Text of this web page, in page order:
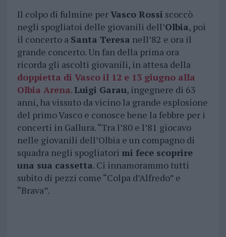
Il colpo di fulmine perVasco Rossi scoccò
negli spogliatoi delle giovanili dell’Olbia, poi
il concerto a Santa Teresa nell’82 e ora il
grande concerto. Un fan della prima ora
ricorda gli ascolti giovanili, in attesa della
doppietta di Vasco il 12 e 13 giugno alla
Olbia Arena.Luigi Garau, ingegnere di 63
anni, ha vissuto da vicino la grande esplosione
del primo Vasco e conosce bene la febbre per i
concerti in Gallura. “Tra l’80 e l’81 giocavo
nelle giovanili dell’Olbia e un compagno di
squadra negli spogliatori mi fece scoprire
una sua cassetta. Ci innamorammo tutti
subito di pezzi come “Colpa d’Alfredo” e
“Brava”.